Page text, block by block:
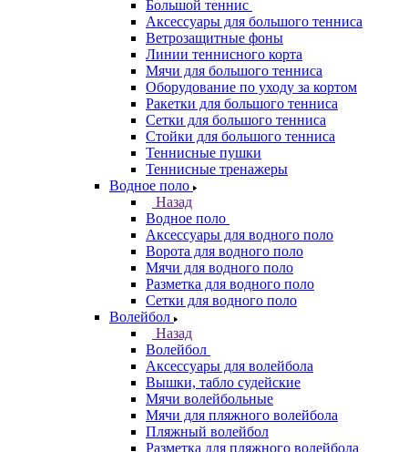
Большой теннис
Аксессуары для большого тенниса
Ветрозащитные фоны
Линии теннисного корта
Мячи для большого тенниса
Оборудование по уходу за кортом
Ракетки для большого тенниса
Сетки для большого тенниса
Стойки для большого тенниса
Теннисные пушки
Теннисные тренажеры
Водное поло
Назад
Водное поло
Аксессуары для водного поло
Ворота для водного поло
Мячи для водного поло
Разметка для водного поло
Сетки для водного поло
Волейбол
Назад
Волейбол
Аксессуары для волейбола
Вышки, табло судейские
Мячи волейбольные
Мячи для пляжного волейбола
Пляжный волейбол
Разметка для пляжного волейбола